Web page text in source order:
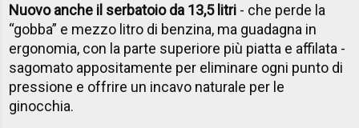
Nuovo anche il serbatoio da 13,5 litri - che perde la
“gobba” e mezzo litro di benzina, ma guadagna in
ergonomia, con la parte superiore più piatta e affilata -
sagomato appositamente per eliminare ogni punto di
pressione e offrire un incavo naturale per le
ginocchia.